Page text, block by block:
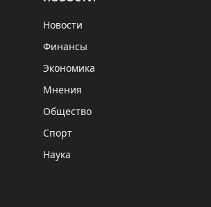
Новости
Финансы
Экономика
Мнения
Общество
Спорт
Наука